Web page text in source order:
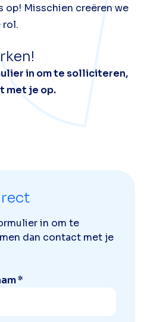
op! Misschien creëren we
rol.
in om te solliciteren,
met je op.
in om te
dan contact met je
*